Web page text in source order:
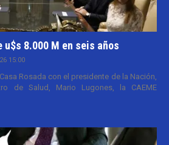
u$s 8.000 M en seis años
15:00
Rosada con el presidente de la Nación,
de Salud, Mario Lugones, la CAEME